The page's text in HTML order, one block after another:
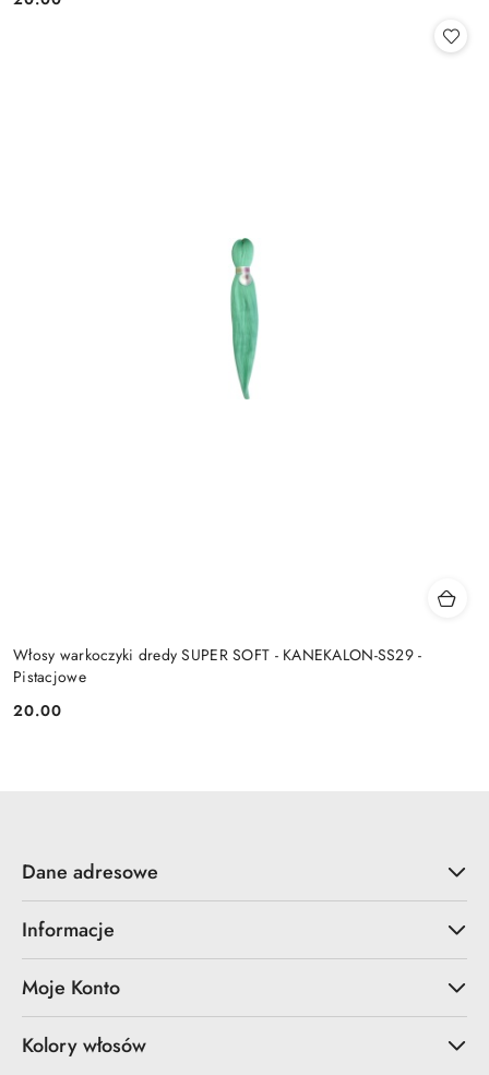
Cena:
Włosy warkoczyki dredy SUPER SOFT - KANEKALON-SS29 -
Pistacjowe
Cena:
20.00
Dane adresowe
Informacje
Moje Konto
Kolory włosów